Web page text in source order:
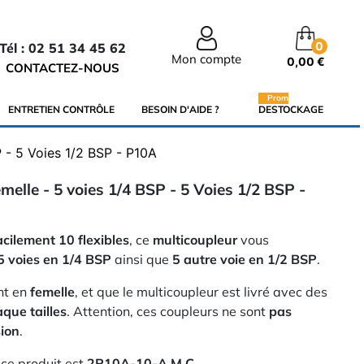
Tél : 02 51 34 45 62
CONTACTEZ-NOUS
Mon compte
0
0,00 €
ENTRETIEN CONTRÔLE BESOIN D'AIDE ? DESTOCKAGE
Promo
5 Voies 1/2 BSP - P10A
- 5 voies 1/4 BSP - 5 Voies 1/2 BSP -
10 flexibles, ce multicoupleurvous
voies en 1/4 BSP ainsi que 5 autre voie en 1/2 BSP.
en femelle, et que le multicoupleur est livré avec des
tailles. Attention, ces coupleurs ne sont pas
.